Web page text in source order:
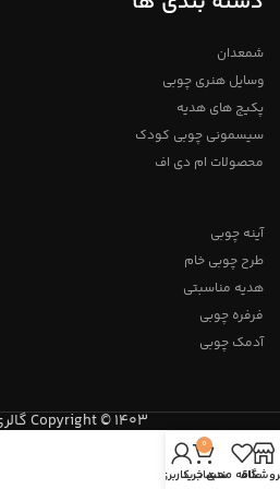
شمعدان
وسایل هنری چوبی
پکیج های هدیه
سیسمونی چوبی کودک
محصولات ام دی اف
آینه چوبی
طرح چوبی خام
هدیه مناسبتی
فرفره چوبی
آدمک چوبی
Copyright © 1403 گالری ایده چوبی
علاقه مندی
0
سبد خرید
حساب کاربری من